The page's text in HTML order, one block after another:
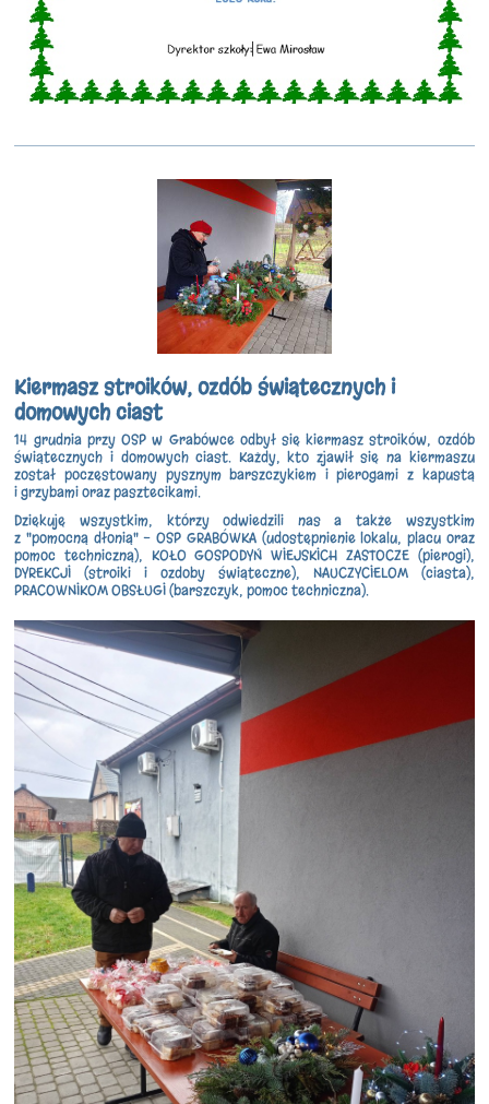
Kiermasz stroików, ozdób świątecznych i
domowych ciast
14 grudnia przy OSP w Grabówce odbył się kiermasz stroików, ozdób
świątecznych i domowych ciast. Każdy, kto zjawił się na kiermaszu
został poczęstowany pysznym barszczykiem i pierogami z kapustą
i grzybami oraz pasztecikami.
Dziękuję wszystkim, którzy odwiedzili nas a także wszystkim
z "pomocną dłonią" - OSP GRABÓWKA (udostępnienie lokalu, placu oraz
pomoc techniczną), KOŁO GOSPODYŃ WIEJSKICH ZASTOCZE (pierogi),
DYREKCJI (stroiki i ozdoby świąteczne), NAUCZYCIELOM (ciasta),
PRACOWNIKOM OBSŁUGI (barszczyk, pomoc techniczna).